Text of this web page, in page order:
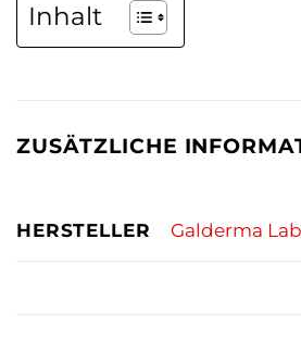
Inhalt
ZUSÄTZLICHE
HERSTELLER Galderma